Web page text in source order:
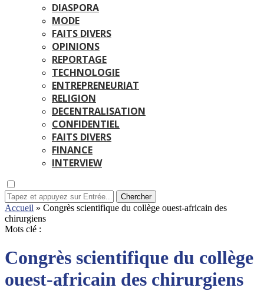
DIASPORA
MODE
FAITS DIVERS
OPINIONS
REPORTAGE
TECHNOLOGIE
ENTREPRENEURIAT
RELIGION
DECENTRALISATION
CONFIDENTIEL
FAITS DIVERS
FINANCE
INTERVIEW
Chercher
Accueil » Congrès scientifique du collège ouest-africain des
chirurgiens
Mots clé :
Congrès scientifique du collège
ouest-africain des chirurgiens